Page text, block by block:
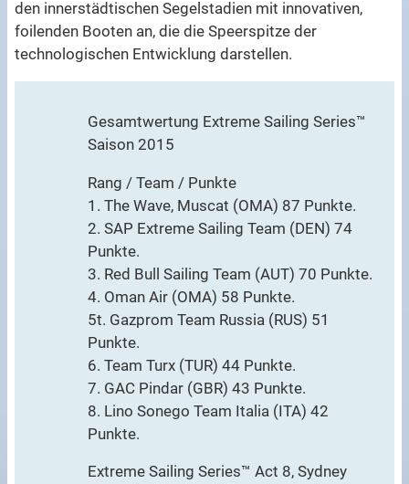
den innerstädtischen Segelstadien mit innovativen,
foilenden Booten an, die die Speerspitze der
technologischen Entwicklung darstellen.
Gesamtwertung Extreme Sailing Series™
Saison 2015
Rang / Team / Punkte
1. The Wave, Muscat (OMA) 87 Punkte.
2. SAP Extreme Sailing Team (DEN) 74
Punkte.
3. Red Bull Sailing Team (AUT) 70 Punkte.
4. Oman Air (OMA) 58 Punkte.
5t. Gazprom Team Russia (RUS) 51
Punkte.
6. Team Turx (TUR) 44 Punkte.
7. GAC Pindar (GBR) 43 Punkte.
8. Lino Sonego Team Italia (ITA) 42
Punkte.
Extreme Sailing Series™ Act 8, Sydney